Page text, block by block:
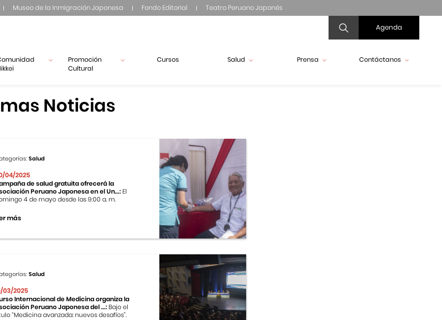
Museo de la Inmigración Japonesa Fondo Editorial Teatro Peruano Japonés
Agenda
Promoción
Cultural
Cursos Salud Prensa Contáctanos
Noticias
Salud
04/2025
de salud gratuita ofrecerá la
Peruano Japonesa en el Un...: El
4 de mayo desde las 9:00 a. m.
más
Salud
03/2025
Internacional de Medicina organiza la
Peruano Japonesa del ...: Bajo el
“Medicina avanzada: nuevos desafíos”.